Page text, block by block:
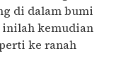
di dalam bumi
kemudian
ke ranah